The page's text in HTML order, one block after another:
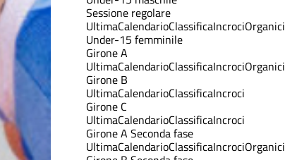
Sessione regolare
UltimaCalendarioClassificaIncrociOrganici
Under-15 femminile
Girone A
UltimaCalendarioClassificaIncrociOrganici
Girone B
UltimaCalendarioClassificaIncroci
Girone C
UltimaCalendarioClassificaIncroci
Girone A Seconda fase
UltimaCalendarioClassificaIncrociOrganici